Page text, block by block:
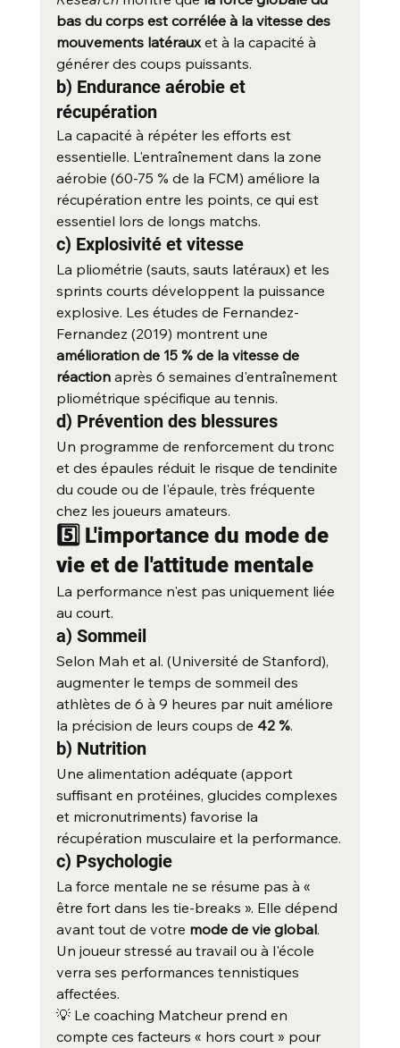
bas du corps est corrélée à la vitesse des
mouvements latéraux et à la capacité à
générer des coups puissants.
b) Endurance aérobie et
récupération
La capacité à répéter les efforts est
essentielle. L'entraînement dans la zone
aérobie (60-75 % de la FCM) améliore la
récupération entre les points, ce qui est
essentiel lors de longs matchs.
c) Explosivité et vitesse
La pliométrie (sauts, sauts latéraux) et les
sprints courts développent la puissance
explosive. Les études de Fernandez-
Fernandez (2019) montrent une
amélioration de 15 % de la vitesse de
réaction après 6 semaines d'entraînement
pliométrique spécifique au tennis.
d) Prévention des blessures
Un programme de renforcement du tronc
et des épaules réduit le risque de tendinite
du coude ou de l'épaule, très fréquente
chez les joueurs amateurs.
5️⃣ L'importance du mode de
vie et de l'attitude mentale
La performance n'est pas uniquement liée
au court.
a) Sommeil
Selon Mah et al. (Université de Stanford),
augmenter le temps de sommeil des
athlètes de 6 à 9 heures par nuit améliore
la précision de leurs coups de 42 %.
b) Nutrition
Une alimentation adéquate (apport
suffisant en protéines, glucides complexes
et micronutriments) favorise la
récupération musculaire et la performance.
c) Psychologie
La force mentale ne se résume pas à «
être fort dans les tie-breaks ». Elle dépend
avant tout de votre mode de vie global.
Un joueur stressé au travail ou à l'école
verra ses performances tennistiques
affectées.
💡 Le coaching Matcheur prend en
compte ces facteurs « hors court » pour